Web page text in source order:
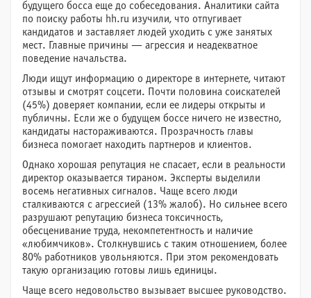
будущего босса еще до собеседования. Аналитики сайта
по поиску работы hh.ru изучили, что отпугивает
кандидатов и заставляет людей уходить с уже занятых
мест. Главные причины — агрессия и неадекватное
поведение начальства.
Люди ищут информацию о директоре в интернете, читают
отзывы и смотрят соцсети. Почти половина соискателей
(45%) доверяет компании, если ее лидеры открыты и
публичны. Если же о будущем боссе ничего не известно,
кандидаты настораживаются. Прозрачность главы
бизнеса помогает находить партнеров и клиентов.
Однако хорошая репутация не спасает, если в реальности
директор оказывается тираном. Эксперты выделили
восемь негативных сигналов. Чаще всего люди
сталкиваются с агрессией (13% жалоб). Но сильнее всего
разрушают репутацию бизнеса токсичность,
обесценивание труда, некомпетентность и наличие
«любимчиков». Столкнувшись с таким отношением, более
80% работников увольняются. При этом рекомендовать
такую организацию готовы лишь единицы.
Чаще всего недовольство вызывает высшее руководство.